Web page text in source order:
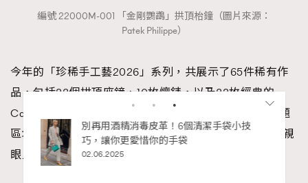
編號 22000M-001 「金剛鸚鵡」拱頂枱鐘（圖片來源：
Patek Philippe）
今年的「珍稀手工藝2026」系列，共展示了65件稀有作
品，包括23個拱頂座鐘、10枚懷錶，以及32枚經典的
Calatrava與Golden Ellipse腕錶。展覽空間劃分為3大主題
區域，更請來雕刻、琺瑯與鑲嵌大師即席示範，讓觀眾親
眼見證奇蹟在指尖誕生。